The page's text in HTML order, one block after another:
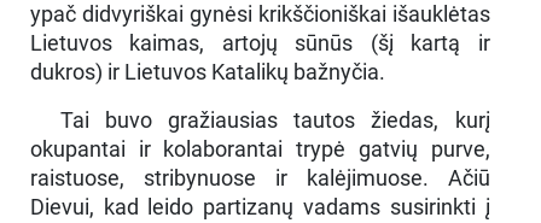
ypač didvyriškai gynėsi krikščioniškai išauklėtas
Lietuvos kaimas, artojų sūnūs (šį kartą ir
dukros) ir Lietuvos Katalikų bažnyčia.
Tai buvo gražiausias tautos žiedas, kurį
okupantai ir kolaborantai trypė gatvių purve,
raistuose, stribynuose ir kalėjimuose. Ačiū
Dievui, kad leido partizanų vadams susirinkti į